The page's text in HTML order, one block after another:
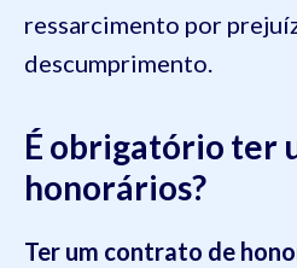
ressarcimento por
descumprimento.
É obrigatório ter
honorários?
Ter um contrato de